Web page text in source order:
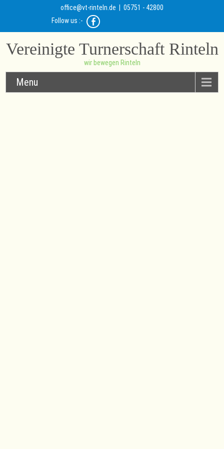
office@vt-rinteln.de | 05751 - 42800
Follow us :-
Vereinigte Turnerschaft Rinteln
wir bewegen Rinteln
Menu